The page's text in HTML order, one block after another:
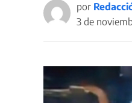
por
3 de